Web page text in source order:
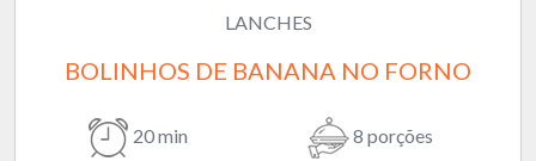
LANCHES
BOLINHOS DE BANANA NO FORNO
20 min 8 porções